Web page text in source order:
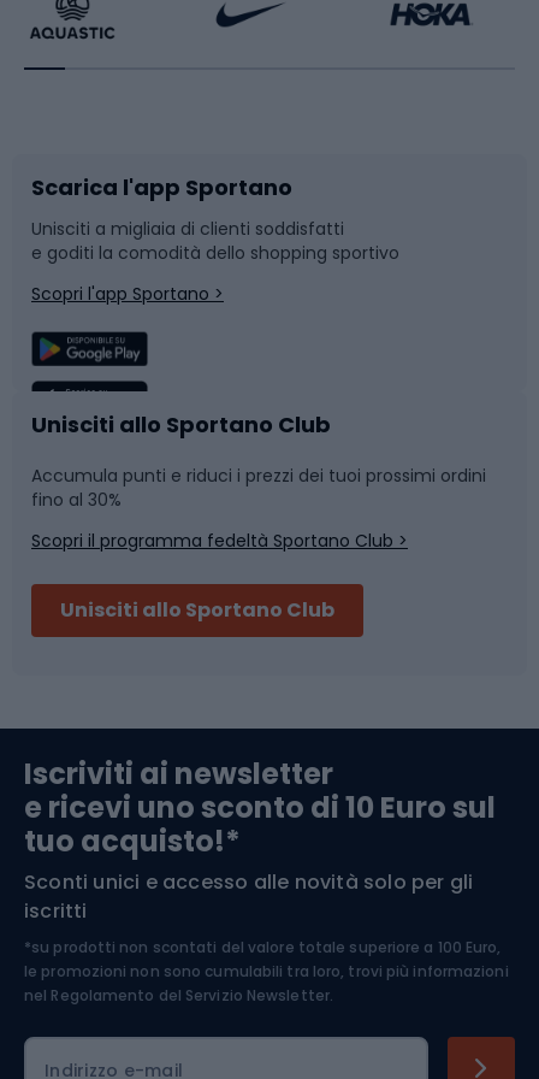
Bikepacking
Bushcraft
Corsa
Sport di squadra
Caschi da ciclismo
Skitouring
Abbigliamento da escursionismo
Sport con le racchette
Slitte e slittini
Snowboard
Camminata nordica
Nuoto
Pattinaggio
Componenti per biciclette
Arrampicata
Medicina dello sport
Abbigliamento ciclistico
Scarica l'app Sportano
Unisciti a migliaia di clienti soddisfatti
e goditi la comodità dello shopping sportivo
Scopri l'app Sportano >
Unisciti allo Sportano Club
Accumula punti e riduci i prezzi dei tuoi prossimi ordini
fino al 30%
Scopri il programma fedeltà Sportano Club >
Unisciti allo Sportano Club
Iscriviti ai newsletter
e ricevi uno sconto di 10 Euro sul
tuo acquisto!*
Sconti unici e accesso alle novità solo per gli
iscritti
*su prodotti non scontati del valore totale superiore a 100 Euro,
le promozioni non sono cumulabili tra loro, trovi più informazioni
nel Regolamento del Servizio Newsletter.
Indirizzo e-mail